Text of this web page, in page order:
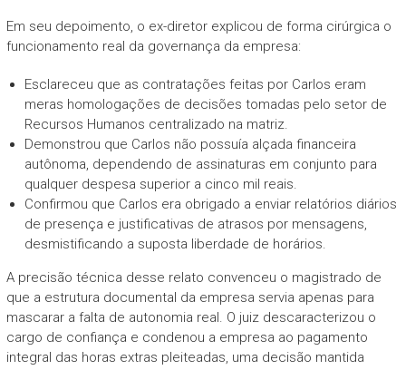
Em seu depoimento, o ex-diretor explicou de forma cirúrgica o
funcionamento real da governança da empresa:
Esclareceu que as contratações feitas por Carlos eram
meras homologações de decisões tomadas pelo setor de
Recursos Humanos centralizado na matriz.
Demonstrou que Carlos não possuía alçada financeira
autônoma, dependendo de assinaturas em conjunto para
qualquer despesa superior a cinco mil reais.
Confirmou que Carlos era obrigado a enviar relatórios diários
de presença e justificativas de atrasos por mensagens,
desmistificando a suposta liberdade de horários.
A precisão técnica desse relato convenceu o magistrado de
que a estrutura documental da empresa servia apenas para
mascarar a falta de autonomia real. O juiz descaracterizou o
cargo de confiança e condenou a empresa ao pagamento
integral das horas extras pleiteadas, uma decisão mantida